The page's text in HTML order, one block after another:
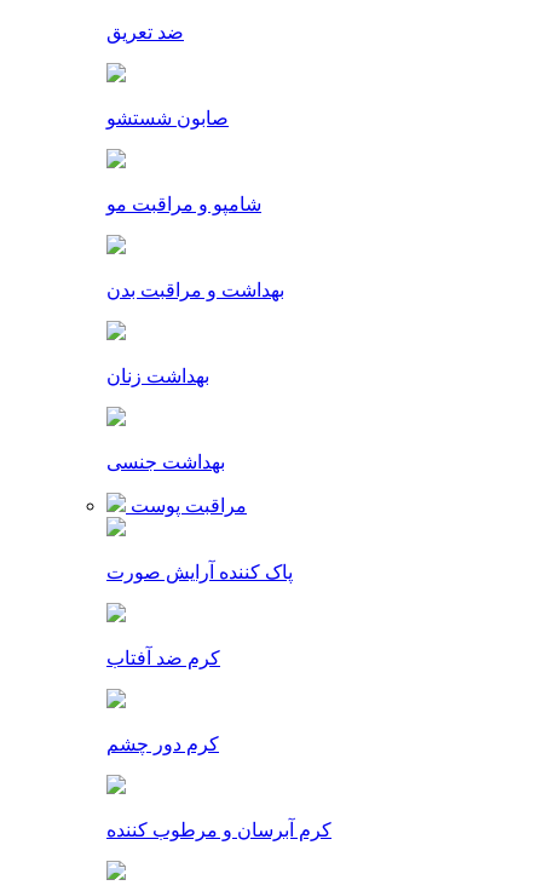
ضد تعریق
صابون شستشو
شامپو و مراقبت مو
بهداشت و مراقبت بدن
بهداشت زنان
بهداشت جنسی
مراقبت پوست
پاک کننده آرایش صورت
کرم ضد آفتاب
کرم دور چشم
کرم آبرسان و مرطوب کننده